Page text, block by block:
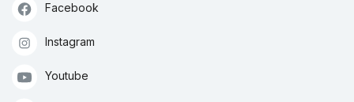
Facebook
Instagram
Youtube